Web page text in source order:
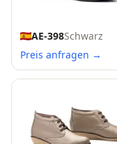
AE-398Schwarz
Preis anfragen →